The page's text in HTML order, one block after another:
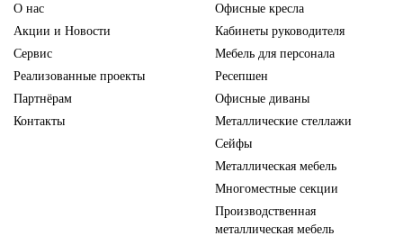
О нас
Акции и Новости
Сервис
Реализованные проекты
Партнёрам
Контакты
Офисные кресла
Кабинеты руководителя
Мебель для персонала
Ресепшен
Офисные диваны
Металлические стеллажи
Сейфы
Металлическая мебель
Многоместные секции
Производственная
металлическая мебель